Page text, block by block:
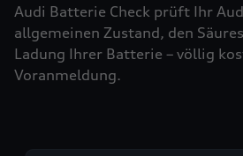
Audi Batterie Check prüft Ihr
allgemeinen Zustand, den
Ladung Ihrer Batterie – völlig
Voranmeldung.